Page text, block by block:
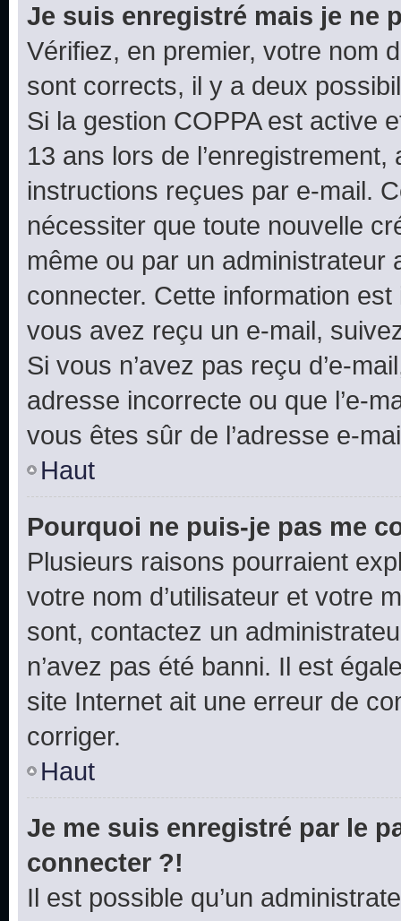
Je suis enregistré mais je ne
Vérifiez, en premier, votre nom
sont corrects, il y a deux
Si la gestion COPPA est active
13 ans lors de
instructions reçues par e-mail.
nécessiter que toute nouvelle
même ou par un
connecter. Cette information
vous avez reçu un e-mail,
Si vous n’avez pas reçu d’e-
adresse incorrecte ou que l’e-
vous êtes sûr de l’adresse e-
Haut
Pourquoi ne puis-je pas me
Plusieurs raisons pourraient
votre nom d’utilisateur et votre
sont, contactez un
n’avez pas été banni. Il est
site Internet ait une erreur de
corriger.
Haut
Je me suis enregistré par le
connecter ?!
Il est possible qu’un